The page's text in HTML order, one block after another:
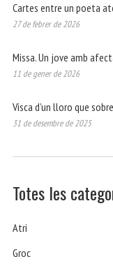
Cartes entre un poeta
27 de febrer de 2026
Missa. Un jove amb
11 de gener de 2026
Visca d’un lloro que
31 de desembre de 2025
Totes les
Atri
Groc